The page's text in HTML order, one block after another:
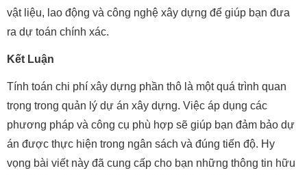
vật liệu, lao động và công nghệ xây dựng để giúp bạn đưa
ra dự toán chính xác.
Kết Luận
Tính toán chi phí xây dựng phần thô là một quá trình quan
trọng trong quản lý dự án xây dựng. Việc áp dụng các
phương pháp và công cụ phù hợp sẽ giúp bạn đảm bảo dự
án được thực hiện trong ngân sách và đúng tiến độ. Hy
vọng bài viết này đã cung cấp cho bạn những thông tin hữu